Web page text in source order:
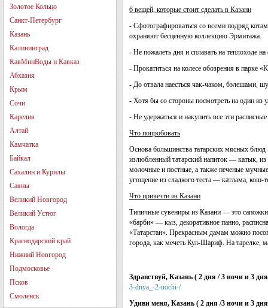
Золотое Кольцо
Санкт-Петербург
Казань
Калининград
КавМинВоды и Кавказ
Абхазия
Крым
Сочи
Карелия
Алтай
Камчатка
Байкал
Сахалин и Курилы
Саяны
Великий Новгород
Великий Устюг
Вологда
Краснодарский край
Нижний Новгород
Подмосковье
Псков
Смоленск
6 вещей, которые стоит сделать в Казани
- Сфотографироваться со всеми подряд
охраняют бесценную коллекцию Эрмитажа.
- Не пожалеть дня и сплавать на теплоходе
- Прокатиться на колесе обозрения в парке
- До отвала наесться чак-чаком, бэлешами,
- Хотя бы со стороны посмотреть на один из
- Не удержаться и накупить все эти
Что попробовать
Основа большинства татарских мясных
излюбленный татарский напиток — катык,
молочные и постные, а также печеные
угощение из сладкого теста — катлама,
Что привезти из Казани
Типичные сувениры из Казани — это
«барби» — кыз, декоративное панно,
«Татарстан». Прекрасным дамам можно
города, как мечеть Кул-Шариф. На тарелке,
Здравствуй, Казань ( 2 дня / 3 ночи и 3
3-dnya_-2-nochi-/
Удиви меня, Казань ( 2 дня /3 ночи и 3